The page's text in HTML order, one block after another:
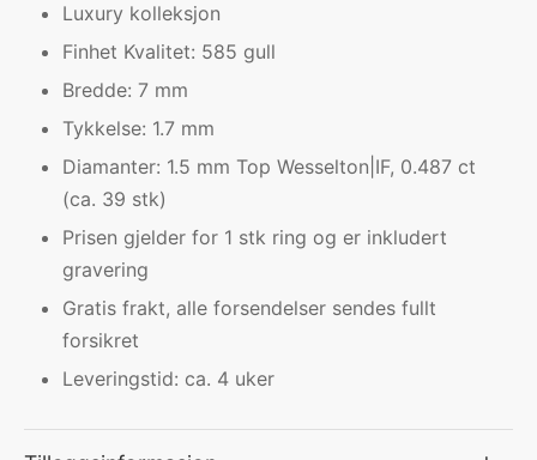
Luxury kolleksjon
Finhet Kvalitet: 585 gull
Bredde: 7 mm
Tykkelse: 1.7 mm
Diamanter: 1.5 mm Top Wesselton|IF, 0.487 ct
(ca. 39 stk)
Prisen gjelder for 1 stk ring og er inkludert
gravering
Gratis frakt, alle forsendelser sendes fullt
forsikret
Leveringstid: ca. 4 uker